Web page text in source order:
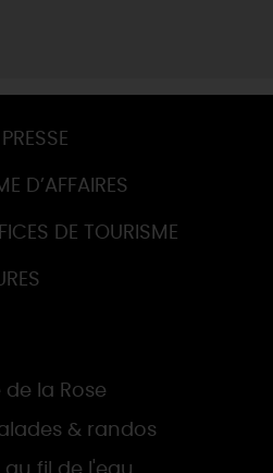
D’AFFAIRES
DE TOURISME
de la Rose
& randos